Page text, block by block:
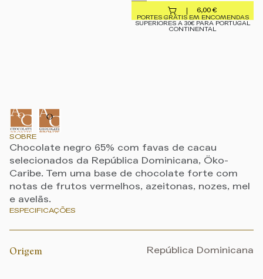
6,00€
PORTES GRÁTIS EM ENCOMENDAS
SUPERIORES A 30€ PARA PORTUGAL
CONTINENTAL
SOBRE
Chocolate negro 65% com favas de cacau
selecionados da República Dominicana, Öko-
Caribe. Tem uma base de chocolate forte com
notas de frutos vermelhos, azeitonas, nozes, mel
e avelãs.
ESPECIFICAÇÕES
Origem República Dominicana